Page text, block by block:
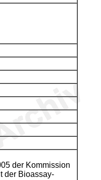
der Kommission
der Bioassay-